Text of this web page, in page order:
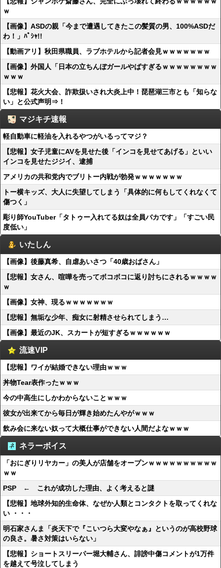
ｗ
【画像】ASDの親「今まで遭遇してきたこの髪質の男、100%ASDだ
わ！」ﾊﾟｼｬ!!
【動画アリ】秋田県職員、ラブホテルから記者会見ｗｗｗｗｗｗｗ
【画像】外国人「日本の立ちんぼガールやばすぎるｗｗｗｗｗｗｗｗ
ｗｗｗ
【悲報】花火大会、詐欺扱いされ大炎上中！琵琶湖三市とも「知らな
い」と公式声明⇒！
マジキチ速報
軽自動車に軽油を入れるやつがいるってマジ？
【悲報】女子児童にAVを見せた後「インコを見せてあげる」といい
インコを見せたジジイ、逮捕
アメリカの共和党内でブリトー内戦が勃発ｗｗｗｗｗｗｗ
トー横キッズ、大人に失望してしまう「具体的に何もしてくれなくて
傷つく」
彫り師YouTuber「タトゥー入れてる奴は全員バカです」「すごい民
度低い」
いたしん
【画像】後藤真希、自虐あいさつ「40歳おばさん」
【悲報】女さん、喧嘩を売ってボコボコに返り討ちにされるｗｗｗｗ
ｗ
【画像】女神、現るｗｗｗｗｗｗｗ
【悲報】無垢な少年、痴女に射精させられてしまう…
【画像】最近のJK、スカートが短すぎるｗｗｗｗｗｗ
流速VIP
【悲報】ワイが結婚できない理由ｗｗｗ
丼物Tear表作ったｗｗｗ
今の中高生にしかわからないことｗｗｗ
彼女が出来てから毎日が輝き始めたんやがｗｗｗ
飲み会に来ない奴って大概仕事ができない人間だよなｗｗｗ
ネラーボイス
「おにぎりリヤカー」の美人が店舗をオープンｗｗｗｗｗｗｗｗｗｗ
ｗｗ
PSP ← これが成功した理由、よく考えると謎
【悲報】地球外知的生命体、なぜか人類とコンタクトを取ってくれな
い ・・・
明石家さんま「炎天下で『こいつら大変やなぁ』というのが高校野球
の良さ。暑さ対策はいらない」
【悲報】ショートスリーパー堀大輔さん、誹謗中傷コメントが1万件
を越えて号泣してしまう